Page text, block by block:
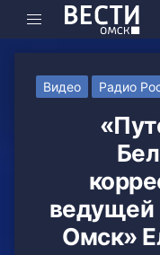
Видео Радио
ведущей
Омск»